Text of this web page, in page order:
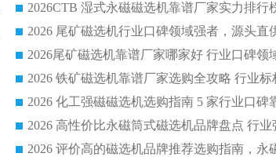
2026 化工强磁磁选机选购指南 5 家行业口碑